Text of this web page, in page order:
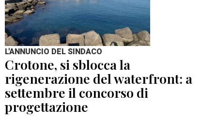
L'ANNUNCIO DEL SINDACO
Crotone, si sblocca la
rigenerazione del waterfront: a
settembre il concorso di
progettazione